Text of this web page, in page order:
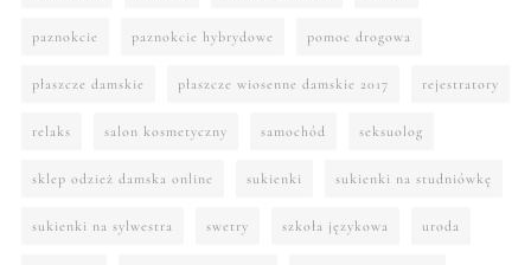
paznokcie paznokcie hybrydowe pomoc drogowa
płaszcze damskie płaszcze wiosenne damskie 2017 rejestratory
relaks salon kosmetyczny samochód seksuolog
sklep odzież damska online sukienki sukienki na studniówkę
sukienki na sylwestra swetry szkoła językowa uroda